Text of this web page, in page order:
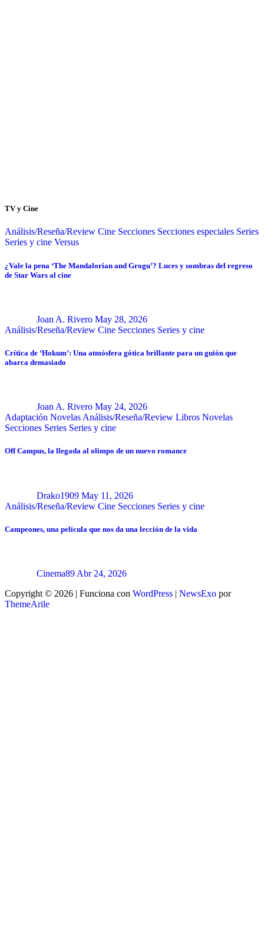
TV y Cine
Análisis/Reseña/Review Cine Secciones Secciones especiales Series
Series y cine Versus
¿Vale la pena ‘The Mandalorian and Grogu’? Luces y sombras del regreso
de Star Wars al cine
Joan A. Rivero May 28, 2026
Análisis/Reseña/Review Cine Secciones Series y cine
Crítica de ‘Hokum’: Una atmósfera gótica brillante para un guión que
abarca demasiado
Joan A. Rivero May 24, 2026
Adaptación Novelas Análisis/Reseña/Review Libros Novelas
Secciones Series Series y cine
Off Campus, la llegada al olimpo de un nuevo romance
Drako1909 May 11, 2026
Análisis/Reseña/Review Cine Secciones Series y cine
Campeones, una película que nos da una lección de la vida
Cinema89 Abr 24, 2026
Copyright © 2026 | Funciona con WordPress | NewsExo por
ThemeArile